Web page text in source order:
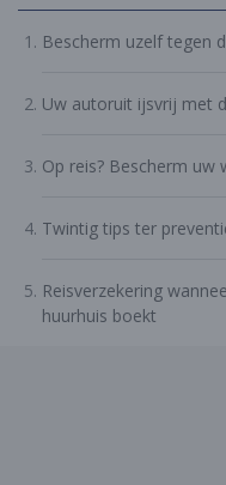
Bescherm uzelf tegen
Uw autoruit ijsvrij met
Op reis? Bescherm uw
Twintig tips ter
Reisverzekering
huurhuis boekt